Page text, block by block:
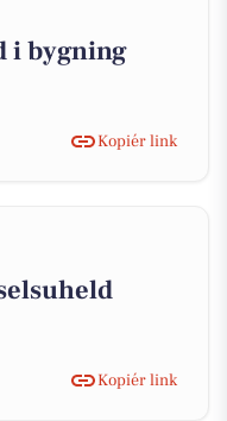
i bygning
Kopiér link
Kopiér link